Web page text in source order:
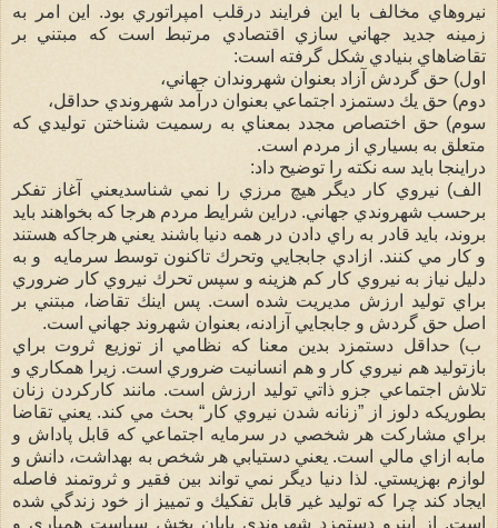
نيروهاي مخالف با اين فرايند درقلب امپراتوري بود. اين امر به
زمينه جديد جهاني سازي اقتصادي مرتبط است كه مبتني بر
تقاضاهاي بنيادي شكل گرفته است:
اول) حق گردش آزاد بعنوان شهروندان جهاني،
دوم) حق يك دستمزد اجتماعي بعنوان درآمد شهروندي حداقل،
سوم) حق اختصاص مجدد بمعناي به رسميت شناختن توليدي كه
متعلق به بسياري از مردم است.
دراينجا بايد سه نكته را توضيح داد:
الف) نيروي كار ديگر هيچ مرزي را نمي شناسديعني آغاز تفكر
برحسب شهروندي جهاني. دراين شرايط مردم هرجا كه بخواهند بايد
بروند، بايد قادر به راي دادن در همه دنيا باشند يعني هرجاكه هستند
و كار مي كنند. ازادي جابجايي وتحرك تاكنون توسط سرمايه و به
دليل نياز به نيروي كار كم هزينه و سپس تحرك نيروي كار ضروري
براي توليد ارزش مديريت شده است. پس اينك تقاضا، مبتني بر
اصل حق گردش و جابجايي آزادنه، بعنوان شهروند جهاني است.
ب) حداقل دستمزد بدين معنا كه نظامي از توزيع ثروت براي
بازتوليد هم نيروي كار و هم انسانيت ضروري است. زيرا همكاري و
تلاش اجتماعي جزو ذاتي توليد ارزش است. مانند كاركردن زنان
بطوريكه دلوز از ”زنانه شدن نيروي كار“ بحث مي كند. يعني تقاضا
براي مشاركت هر شخصي در سرمايه اجتماعي كه قابل پاداش و
مابه ازاي مالي است. يعني دستيابي هر شخص به بهداشت، دانش و
لوازم بهزيستي. لذا دنيا ديگر نمي تواند بين فقير و ثروتمند فاصله
ايجاد كند چرا كه توليد غير قابل تفكيك و تمييز از خود زندگي شده
است. از اينرو دستمزد شهروندي پايان بخش سياست همياري و